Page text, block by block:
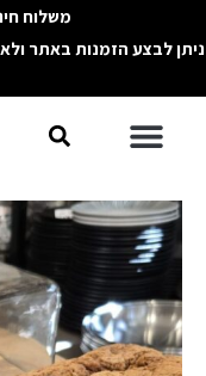
לתוכן
משלוח חינם
ניתן לבצע הזמנות באתר
תפריט